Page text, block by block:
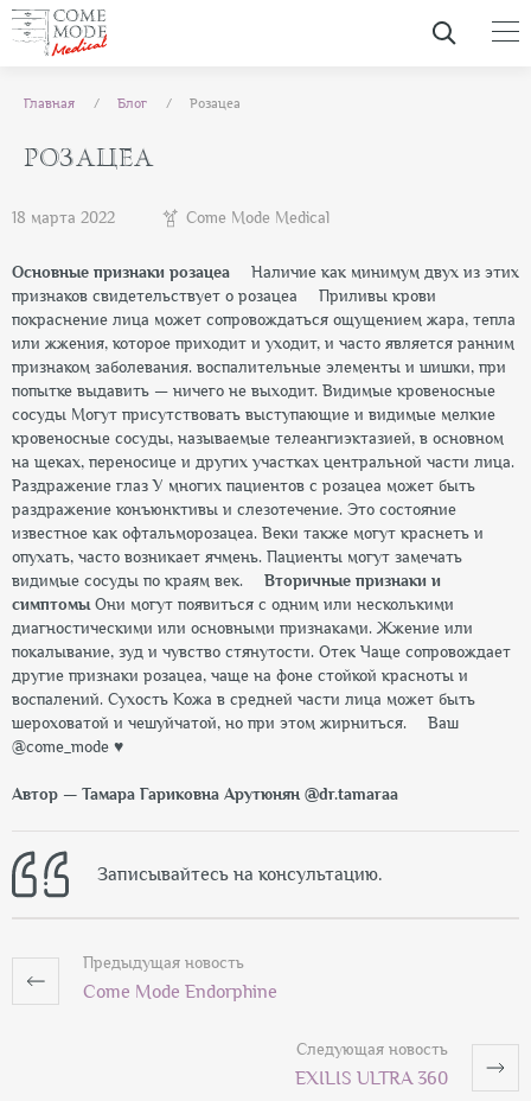
Главная Блог Розацеа
РОЗАЦЕА
18 марта 2022 Come Mode Medical
Основные признаки розацеа
Наличие как минимум двух из этих
признаков свидетельствует о розацеа
Приливы крови
покраснение лица может сопровождаться ощущением жара, тепла
или жжения, которое приходит и уходит, и часто является ранним
признаком заболевания. воспалительные элементы и шишки, при
попытке выдавить — ничего не выходит. Видимые кровеносные
сосуды Могут присутствовать выступающие и видимые мелкие
кровеносные сосуды, называемые телеангиэктазией, в основном
на щеках, переносице и других участках центральной части лица.
Раздражение глаз У многих пациентов с розацеа может быть
раздражение конъюнктивы и слезотечение. Это состояние
известное как офтальморозацеа. Веки также могут краснеть и
опухать, часто возникает ячмень. Пациенты могут замечать
видимые сосуды по краям век.
Вторичные признаки и
симптомыОни могут появиться с одним или несколькими
диагностическими или основными признаками. Жжение или
покалывание, зуд и чувство стянутости. Отек Чаще сопровождает
другие признаки розацеа, чаще на фоне стойкой красноты и
воспалений. Сухость Кожа в средней части лица может быть
шероховатой и чешуйчатой, но при этом жирниться.
Ваш
@come_mode ♥️
Автор — Тамара Гариковна Арутюнян @dr.tamaraa
Записывайтесь на консультацию.
Предыдущая новость
Come Mode Endorphine
Следующая новость
EXILIS ULTRA 360